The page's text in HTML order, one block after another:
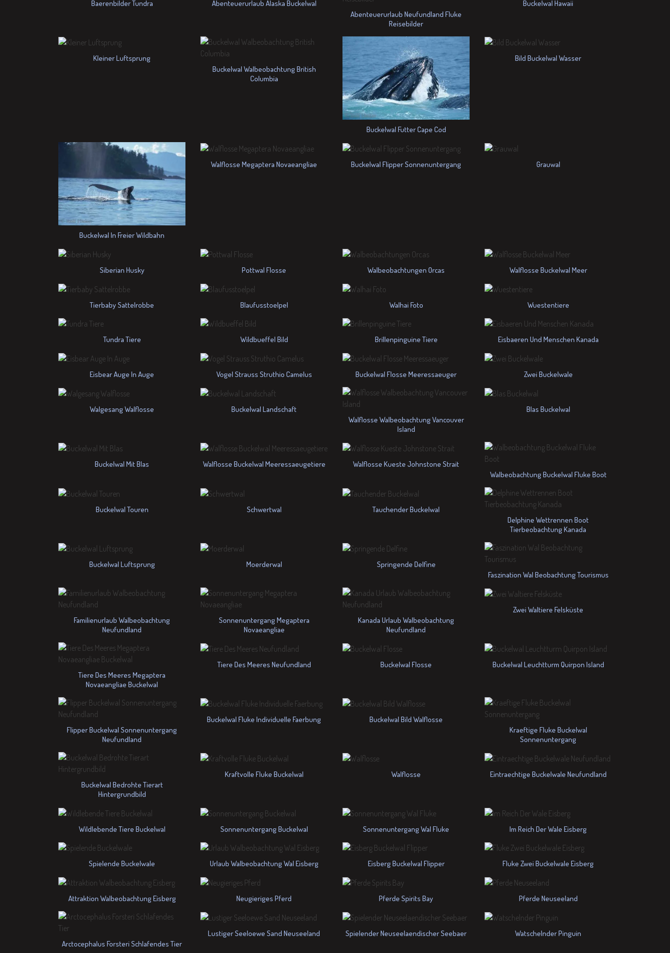
Baerenbilder Tundra
Abenteuerurlaub Alaska Buckelwal
Abenteuerurlaub Neufundland Fluke
Reisebilder
Buckelwal Hawaii
Kleiner Luftsprung
Buckelwal Walbeobachtung British
Columbia
Buckelwal Futter Cape Cod
Bild Buckelwal Wasser
Buckelwal In Freier Wildbahn
Walflosse Megaptera Novaeangliae Buckelwal Flipper Sonnenuntergang Grauwal
Siberian Husky Pottwal Flosse Walbeobachtungen Orcas Walflosse Buckelwal Meer
Tierbaby Sattelrobbe Blaufusstoelpel Walhai Foto Wuestentiere
Tundra Tiere Wildbueffel Bild Brillenpinguine Tiere Eisbaeren Und Menschen Kanada
Eisbear Auge In Auge Vogel Strauss Struthio Camelus Buckelwal Flosse Meeressaeuger Zwei Buckelwale
Walgesang Walflosse
Buckelwal Landschaft
Walflosse Walbeobachtung Vancouver
Island
Blas Buckelwal
Buckelwal Mit Blas Walflosse Buckelwal Meeressaeugetiere
Walflosse Kueste Johnstone Strait
Walbeobachtung Buckelwal Fluke Boot
Buckelwal Touren Schwertwal
Tauchender Buckelwal
Delphine Wettrennen Boot
Tierbeobachtung Kanada
Buckelwal Luftsprung Moerderwal
Springende Delfine
Faszination Wal Beobachtung Tourismus
Familienurlaub Walbeobachtung
Neufundland
Sonnenuntergang Megaptera
Novaeangliae
Kanada Urlaub Walbeobachtung
Neufundland
Zwei Waltiere Felsküste
Tiere Des Meeres Megaptera
Novaeangliae Buckelwal
Tiere Des Meeres Neufundland Buckelwal Flosse Buckelwal Leuchtturm Quirpon Island
Flipper Buckelwal Sonnenuntergang
Neufundland
Buckelwal Fluke Individuelle Faerbung
Buckelwal Bild Walflosse
Kraeftige Fluke Buckelwal
Sonnenuntergang
Buckelwal Bedrohte Tierart
Hintergrundbild
Kraftvolle Fluke Buckelwal Walflosse Eintraechtige Buckelwale Neufundland
Wildlebende Tiere Buckelwal Sonnenuntergang Buckelwal Sonnenuntergang Wal Fluke Im Reich Der Wale Eisberg
Spielende Buckelwale Urlaub Walbeobachtung Wal Eisberg Eisberg Buckelwal Flipper Fluke Zwei Buckelwale Eisberg
Attraktion Walbeobachtung Eisberg Neugieriges Pferd Pferde Spirits Bay Pferde Neuseeland
Arctocephalus Forsteri Schlafendes Tier
Lustiger Seeloewe Sand Neuseeland Spielender Neuseelaendischer Seebaer Watschelnder Pinguin